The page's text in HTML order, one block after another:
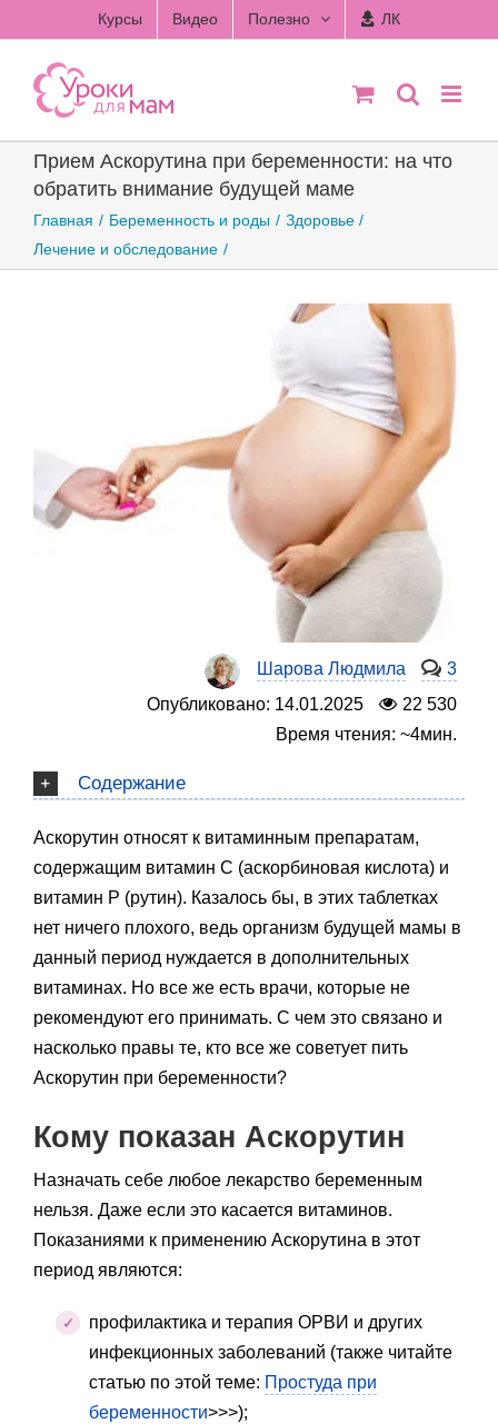
to
content
Курсы Видео Полезно ЛК
Прием Аскорутина при беременности: на что
обратить внимание будущей маме
Главная Беременность и роды
Здоровье
Лечение и обследование
Шарова Людмила
3
Опубликовано: 14.01.2025
22 530
Время чтения: ~4мин.
Содержание
Аскорутин относят к витаминным препаратам,
содержащим витамин С (аскорбиновая кислота) и
витамин Р (рутин). Казалось бы, в этих таблетках
нет ничего плохого, ведь организм будущей мамы в
данный период нуждается в дополнительных
витаминах. Но все же есть врачи, которые не
рекомендуют его принимать. С чем это связано и
насколько правы те, кто все же советует пить
Аскорутин при беременности?
Кому показан Аскорутин
Назначать себе любое лекарство беременным
нельзя. Даже если это касается витаминов.
Показаниями к применению Аскорутина в этот
период являются:
профилактика и терапия ОРВИ и других
инфекционных заболеваний (также читайте
статью по этой теме: Простуда при
беременности>>>);